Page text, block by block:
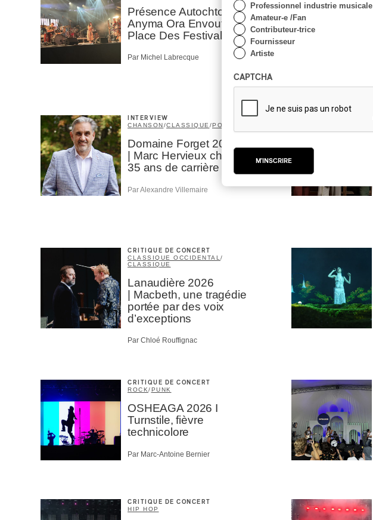
Présence Autochtone I
Anyma Ora Envoute La
Place Des Festivals
Par Michel Labrecque
INTERVIEW
CHANSON/CLASSIQUE/POP
Domaine Forget 2026
| Marc Hervieux chante
35 ans de carrière
Par Alexandre Villemaire
CRITIQUE DE CONCERT
CLASSIQUE OCCIDENTAL /
CLASSIQUE
Lanaudière 2026
| Macbeth, une tragédie
portée par des voix
d’exceptions
Par Chloé Rouffignac
CRITIQUE DE CONCERT
ROCK/PUNK
OSHEAGA 2026 I
Turnstile, fièvre
technicolore
Par Marc-Antoine Bernier
CRITIQUE DE CONCERT
HIP HOP
Professionnel industrie musicale
Amateur-e /Fan
Contributeur-trice
Fournisseur
Artiste
CAPTCHA
M'INSCRIRE